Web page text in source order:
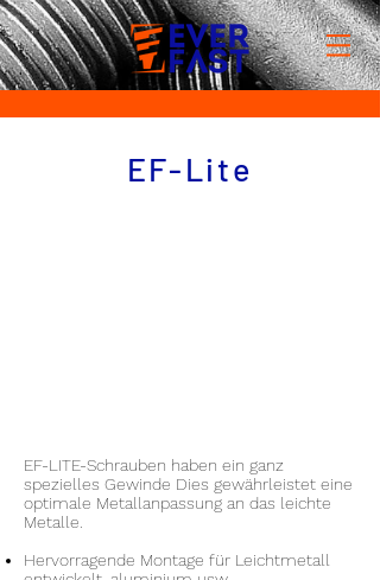
EF-Lite
EF-LITE-Schrauben haben ein ganz
spezielles Gewinde Dies gewährleistet eine
optimale Metallanpassung an das leichte
Metalle.
Hervorragende Montage für Leichtmetall